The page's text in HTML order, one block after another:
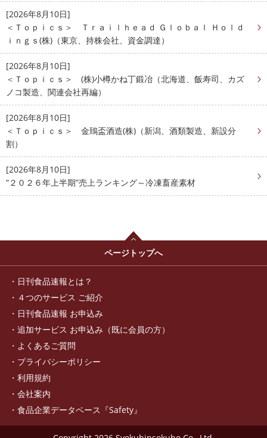
[2026年8月10日]
＜Ｔｏｐｉｃｓ＞ Ｔｒａｉｌｈｅａｄ Ｇｌｏｂａｌ Ｈｏｌｄ
ｉｎｇｓ(株)（東京、持株会社、資金調達）
[2026年8月10日]
＜Ｔｏｐｉｃｓ＞ (株)小樽かね丁鍛冶（北海道、飯寿司、カズ
ノコ製造、関連会社再編）
[2026年8月10日]
＜Ｔｏｐｉｃｓ＞ 金鵄盃酒造(株)（新潟、酒類製造、新設分
割）
[2026年8月10日]
“２０２６年上半期”売上ランキング～冷凍畜産素材
ページトップへ
日刊食品速報とは？
４つのサービス ご紹介
日刊食品速報 お申込み
追加サービス お申込み（既に会員の方）
よくあるご質問
プライバシーポリシー
利用規約
会社案内
食品企業データベース『Safety』